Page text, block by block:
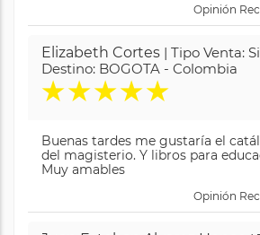
Opinión
Elizabeth Cortes | Tipo Venta:
Destino: BOGOTA - Colombia
★★★★★
Buenas tardes me gustaría el
del magisterio. Y libros para
Muy amables
Opinión